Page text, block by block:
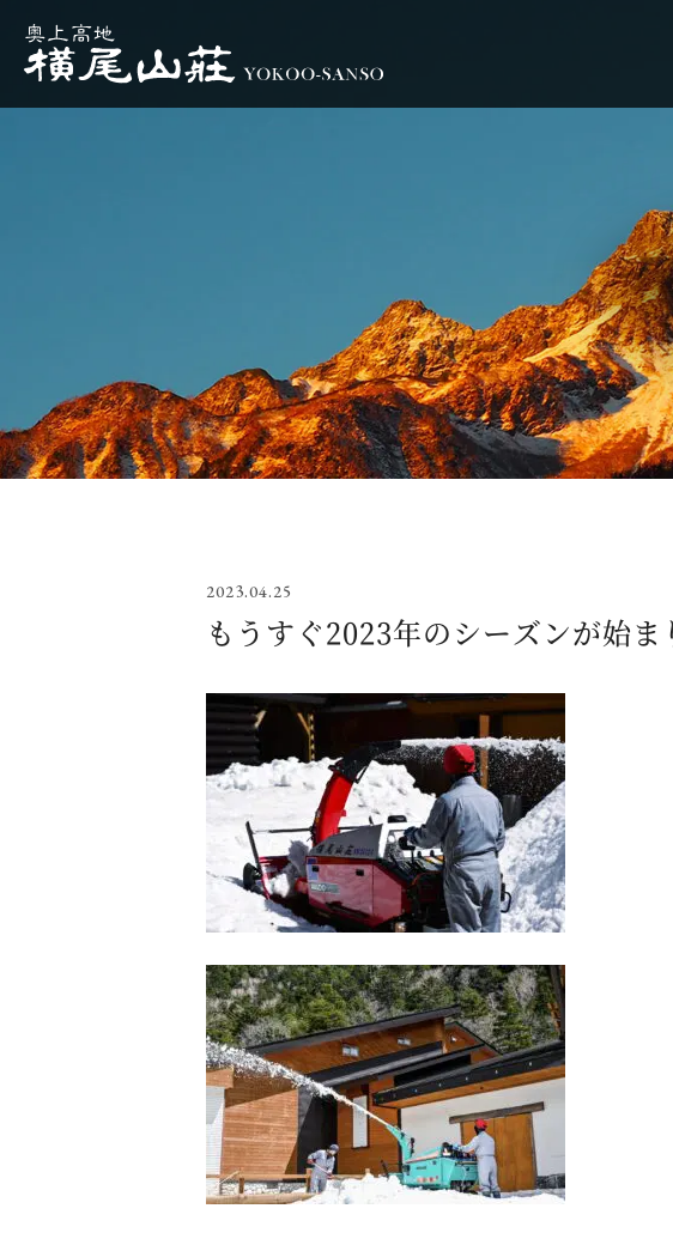
2023.04.25
もうすぐ2023年のシーズンが始ま